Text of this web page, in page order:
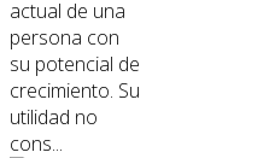
actual de una
persona con
su potencial de
crecimiento. Su
utilidad no
cons...